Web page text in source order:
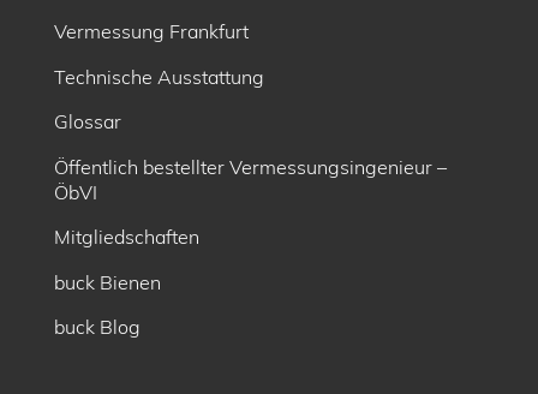
Vermessung Frankfurt
Technische Ausstattung
Glossar
Öffentlich bestellter Vermessungsingenieur –
ÖbVI
Mitgliedschaften
buck Bienen
buck Blog